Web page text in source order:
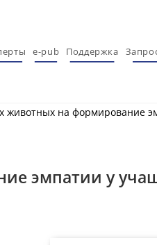
e-pub Поддержка
животных на формирование
эмпатии у